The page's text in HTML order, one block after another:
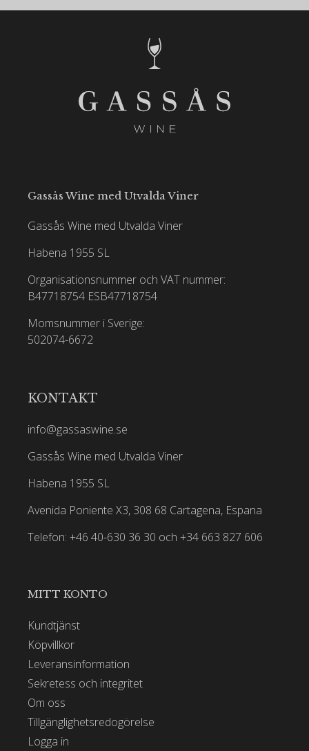
Gassås Wine med Utvalda Viner
Gassås Wine med Utvalda Viner
Habena 1955 SL
Organisationsnummer och VAT nummer:
B47718754 ESB47718754
Momsnummer i Sverige:
502074-6672
KONTAKT
info@gassaswine.se
Gassås Wine med Utvalda Viner
Habena 1955 SL
Avenida Poniente X3, 308 68 Cartagena, Espana
Telefon: +46 40-630 36 30 och +34 663 827 606
MITT KONTO
Kundtjänst
Köpvillkor
Leveransinformation
Sekretess och integritet
Om oss
Tillgänglighetsredogörelse
Logga in